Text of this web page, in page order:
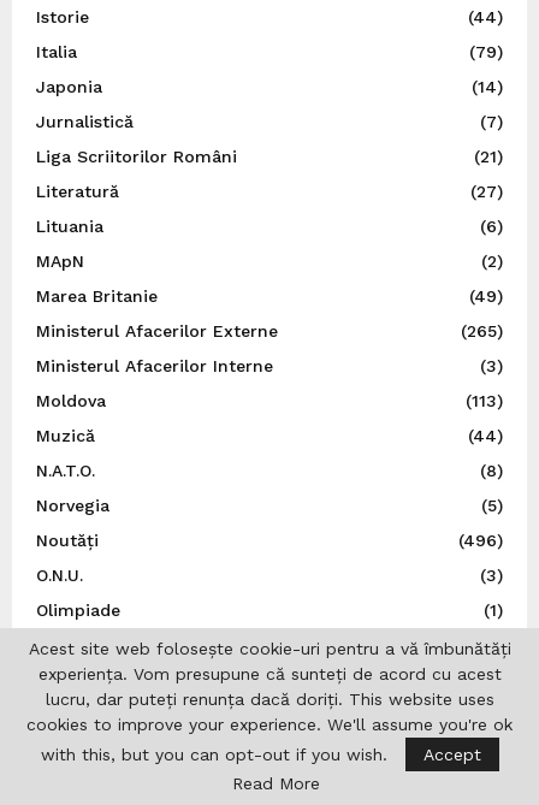
Istorie
(44)
Italia
(79)
Japonia
(14)
Jurnalistică
(7)
Liga Scriitorilor Români
(21)
Literatură
(27)
Lituania
(6)
MApN
(2)
Marea Britanie
(49)
Ministerul Afacerilor Externe
(265)
Ministerul Afacerilor Interne
(3)
Moldova
(113)
Muzică
(44)
N.A.T.O.
(8)
Norvegia
(5)
Noutăți
(496)
O.N.U.
(3)
Olimpiade
(1)
Opinii
(9)
Patronatul European al Femeilor de Afaceri
(1)
Personalități
Politică
(6)
Acest site web folosește cookie-uri pentru a vă îmbunătăți
experiența. Vom presupune că sunteți de acord cu acest
lucru, dar puteți renunța dacă doriți. This website uses
cookies to improve your experience. We'll assume you're ok
with this, but you can opt-out if you wish.
Accept
Read More